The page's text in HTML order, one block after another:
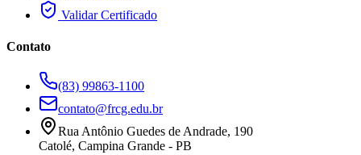
Validar Certificado
Contato
(83) 99863-1100
contato@frcg.edu.br
Rua Antônio Guedes de Andrade, 190
Catolé, Campina Grande - PB